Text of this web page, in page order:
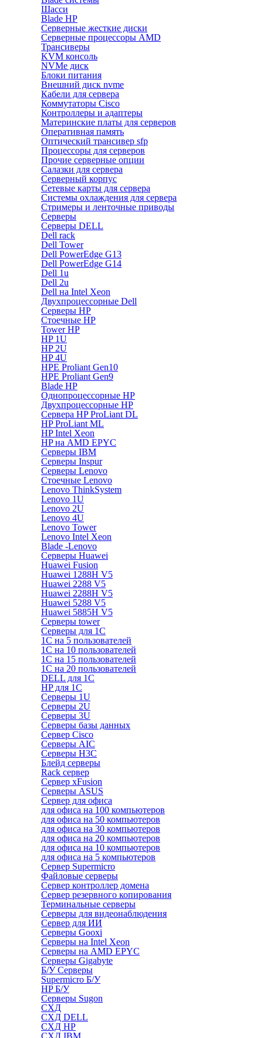
Шасси
Blade HP
Серверные жесткие диски
Серверные процессоры AMD
Трансиверы
KVM консоль
NVMe диск
Блоки питания
Внешний диск nvme
Кабели для сервера
Коммутаторы Cisco
Контроллеры и адаптеры
Материнские платы для серверов
Оперативная память
Оптический трансивер sfp
Процессоры для серверов
Прочие серверные опции
Салазки для сервера
Серверный корпус
Сетевые карты для сервера
Системы охлаждения для сервера
Стримеры и ленточные приводы
Серверы
Серверы DELL
Dell rack
Dell Tower
Dell PowerEdge G13
Dell PowerEdge G14
Dell 1u
Dell 2u
Dell на Intel Xeon
Двухпроцессорные Dell
Серверы HP
Стоечные HP
Tower HP
HP 1U
HP 2U
HP 4U
HPE Proliant Gen10
HPE Proliant Gen9
Blade HP
Однопроцессорные HP
Двухпроцессорные HP
Сервера HP ProLiant DL
HP ProLiant ML
HP Intel Xeon
HP на AMD EPYC
Серверы IBM
Серверы Inspur
Серверы Lenovo
Стоечные Lenovo
Lenovo ThinkSystem
Lenovo 1U
Lenovo 2U
Lenovo 4U
Lenovo Tower
Lenovo Intel Xeon
Blade -Lenovo
Серверы Huawei
Huawei Fusion
Huawei 1288H V5
Huawei 2288 V5
Huawei 2288H V5
Huawei 5288 V5
Huawei 5885H V5
Серверы tower
Серверы для 1C
1С на 5 пользователей
1С на 10 пользователей
1С на 15 пользователей
1С на 20 пользователей
DELL для 1С
HP для 1С
Серверы 1U
Серверы 2U
Серверы 3U
Серверы базы данных
Сервер Cisco
Серверы AIC
Серверы H3C
Блейд серверы
Rack сервер
Сервер xFusion
Серверы ASUS
Сервер для офиса
для офиса на 100 компьютеров
для офиса на 50 компьютеров
для офиса на 30 компьютеров
для офиса на 20 компьютеров
для офиса на 10 компьютеров
для офиса на 5 компьютеров
Сервер Supermicro
Файловые серверы
Сервер контроллер домена
Сервер резервного копирования
Терминальные серверы
Серверы для видеонаблюдения
Сервер для ИИ
Серверы Gooxi
Серверы на Intel Xeon
Серверы на AMD EPYC
Серверы Gigabyte
Б/У Серверы
Supermicro Б/У
HP Б/У
Серверы Sugon
СХД
СХД DELL
СХД HP
СХД IBM